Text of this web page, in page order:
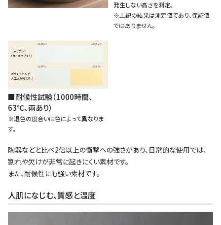
発生しない高さを測定。
※上記の結果は測定値であり、保証値
ではありません。
■耐候性試験（1000時間、
63℃、雨あり）
※退色の度合いは色によって異なりま
す。
陶器などと比べ2倍以上の衝撃への強さがあり、日常的な使用では、
割れや欠けが非常に起きにくい素材です。
また、耐候性にも強い素材です。
人肌になじむ、質感と温度